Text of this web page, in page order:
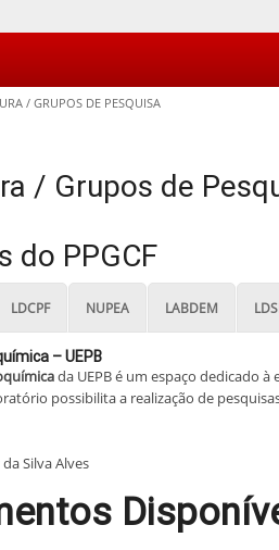
/ GRUPOS DE PESQUISA
/ Grupos de
do PPGCF
LDCPF NUPEA LABDEM
– UEPB
da UEPB é um espaço dedicado
possibilita a realização de
Silva Alves